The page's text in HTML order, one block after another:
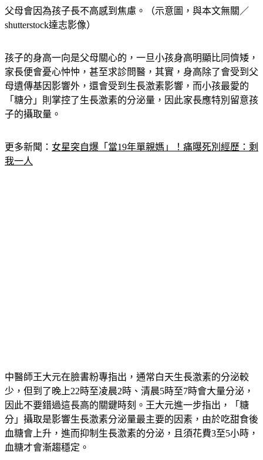
shutterstock達志影像）
家長便會憂心忡忡，甚至求診問醫，其實，身高除了會受到父
母遺傳基因影響外，還會受到生長激素影響，而小孩最愛的
「糖分」則掌控了生長激素的分泌量，因此家長應特別留意孩
子的攝取量。
我一人
少，但到了晚上22時至凌晨2時、清晨5時至7時會大量分泌，
因此不要錯過這長高的關鍵時刻。王大元進一步指出，「糖
分」攝取是影響生長激素分泌量最主要的因素，由於吃甜食後
血糖會上升，進而抑制生長激素的分泌，且須花費3至5小時，
血糖才會漸趨穩定。